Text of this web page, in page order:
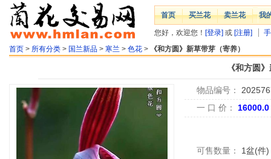
首页 买兰花 卖兰花 我
您好，欢迎您！ [登录] 或 [注册]
首页 > 所有分类 > 国兰新品 > 寒兰 > 色花 > 《和方圆》新草带芽（寄养）
《和方圆
物品编号：
一 口 价：
16000.0
可售数量： 1盆(件)